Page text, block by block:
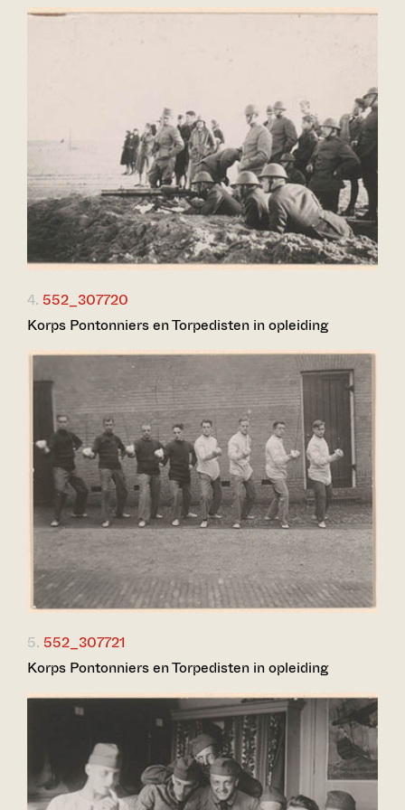
4. 552_307720
Korps Pontonniers en Torpedisten in opleiding
5. 552_307721
Korps Pontonniers en Torpedisten in opleiding